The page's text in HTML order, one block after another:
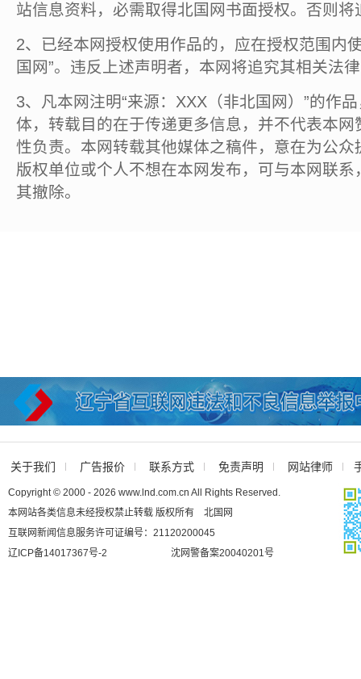
站信息资料，必需取得北国网书面授权。否则将
2、已经本网授权使用作品的，应在授权范围内
国网”。违反上述声明者，本网将追究其相关法
3、凡本网注明“来源：XXX（非北国网）”的作
体，转载目的在于传递更多信息，并不代表本
性负责。本网转载其他媒体之稿件，意在为公
版权单位或个人不想在本网发布，可与本网联
其撤除。
关于我们 广告报价 联系方式 免责声明 网站律师
Copyright © 2000 - 2026 www.lnd.com.cn All Rights Reserved.
本网站各类信息未经授权禁止转载 版权所有 北国网
互联网新闻信息服务许可证编号：21120200045
辽ICP备14017367号-2
沈网警备案20040201号